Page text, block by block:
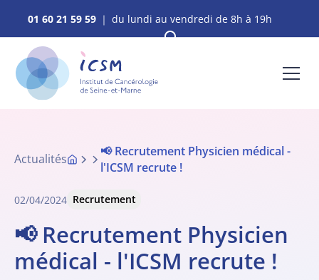
01 60 21 59 59｜ du lundi au vendredi de 8h à 19h
Actualités
📢 Recrutement Physicien médical -
l'ICSM recrute !
Recrutement
02/04/2024
📢 Recrutement Physicien
médical - l'ICSM recrute !